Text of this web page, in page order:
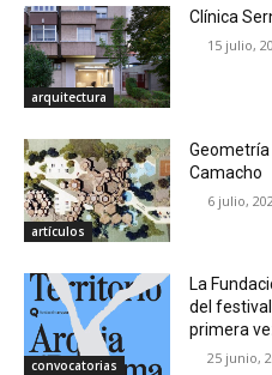
arquitectura
Clínica
15 julio,
artículos
Geometría
Camacho
6 julio,
convocatorias
La
del
primera
25 junio,